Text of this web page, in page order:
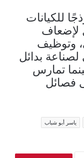
للكيانات
لإضعاف
وتوظيف
لصناعة بدائل
تمارس
فصائل
ياسر أبو شباب